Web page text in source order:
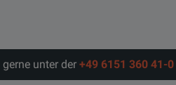
unter der +49 6151 360 41-0